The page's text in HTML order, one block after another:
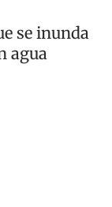
se inunda
agua